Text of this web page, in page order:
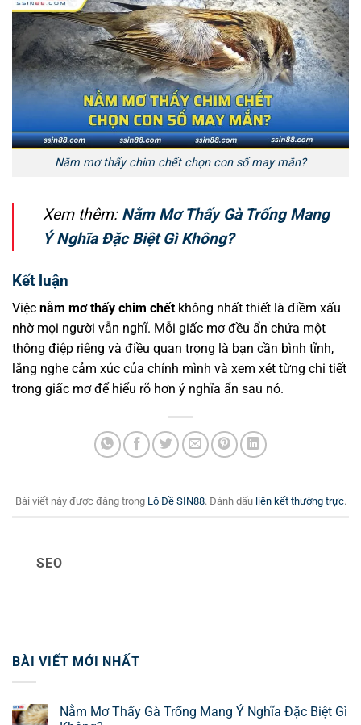
Nằm mơ thấy chim chết chọn con số may mắn?
Xem thêm: Nằm Mơ Thấy Gà Trống Mang
Ý Nghĩa Đặc Biệt Gì Không?
Kết luận
Việc nằm mơ thấy chim chết không nhất thiết là điềm xấu
nhờ mọi người vẫn nghĩ. Mỗi giấc mơ đều ẩn chứa một
thông điệp riêng và điều quan trọng là bạn cần bình tĩnh,
lắng nghe cảm xúc của chính mình và xem xét từng chi tiết
trong giấc mơ để hiểu rõ hơn ý nghĩa ẩn sau nó.
Bài viết này được đăng trong Lô Đề SIN88. Đánh dấu liên kết thường trực.
SEO
BÀI VIẾT MỚI NHẤT
Nằm Mơ Thấy Gà Trống Mang Ý Nghĩa Đặc Biệt Gì